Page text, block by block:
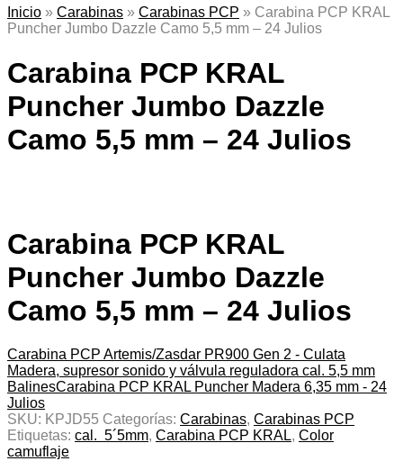
Inicio » Carabinas » Carabinas PCP » Carabina PCP KRAL
Puncher Jumbo Dazzle Camo 5,5 mm – 24 Julios
Carabina PCP KRAL
Puncher Jumbo Dazzle
Camo 5,5 mm – 24 Julios
Carabina PCP KRAL
Puncher Jumbo Dazzle
Camo 5,5 mm – 24 Julios
Carabina PCP Artemis/Zasdar PR900 Gen 2 - Culata
Madera, supresor sonido y válvula reguladora cal. 5,5 mm
BalinesCarabina PCP KRAL Puncher Madera 6,35 mm - 24
Julios
SKU: KPJD55 Categorías: Carabinas, Carabinas PCP
Etiquetas: cal. 5´5mm, Carabina PCP KRAL, Color
camuflaje